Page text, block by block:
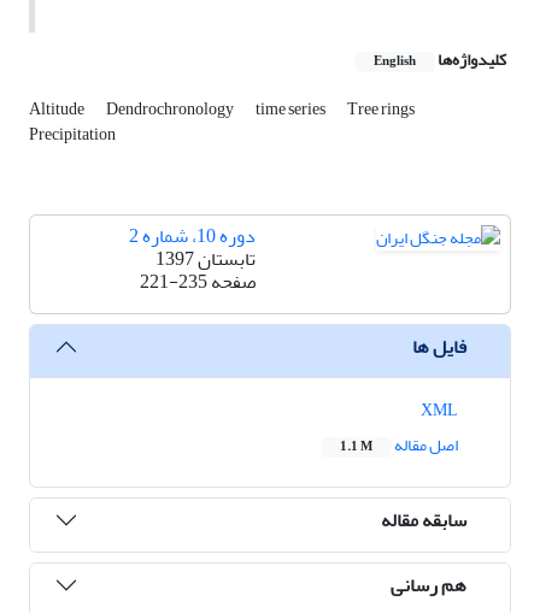
کلیدواژه‌ها English
Altitude Dendrochronology time series Tree rings
Precipitation
دوره 10، شماره 2
تابستان 1397
صفحه221-235
فایل ها
اصل مقاله
1.1 M
سابقه مقاله
هم رسانی